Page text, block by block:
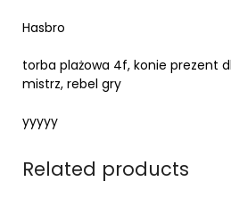
Hasbro
torba plażowa 4f, konie prezent
mistrz, rebel gry
yyyyy
Related products